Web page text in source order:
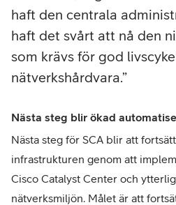
haft den centrala
haft det svårt att nå den
som krävs för god
nätverkshårdvara.
Nästa steg blir ökad
Nästa steg för SCA blir att
infrastrukturen genom att
Cisco Catalyst Center och
nätverksmiljön. Målet är att